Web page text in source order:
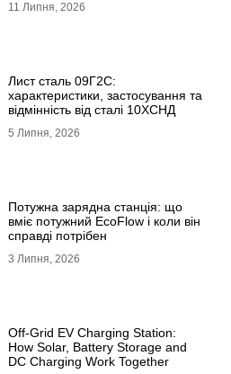
11 Липня, 2026
Лист сталь 09Г2С:
характеристики, застосування та
відмінність від сталі 10ХСНД
5 Липня, 2026
Потужна зарядна станція: що
вміє потужний EcoFlow і коли він
справді потрібен
3 Липня, 2026
Off-Grid EV Charging Station:
How Solar, Battery Storage and
DC Charging Work Together